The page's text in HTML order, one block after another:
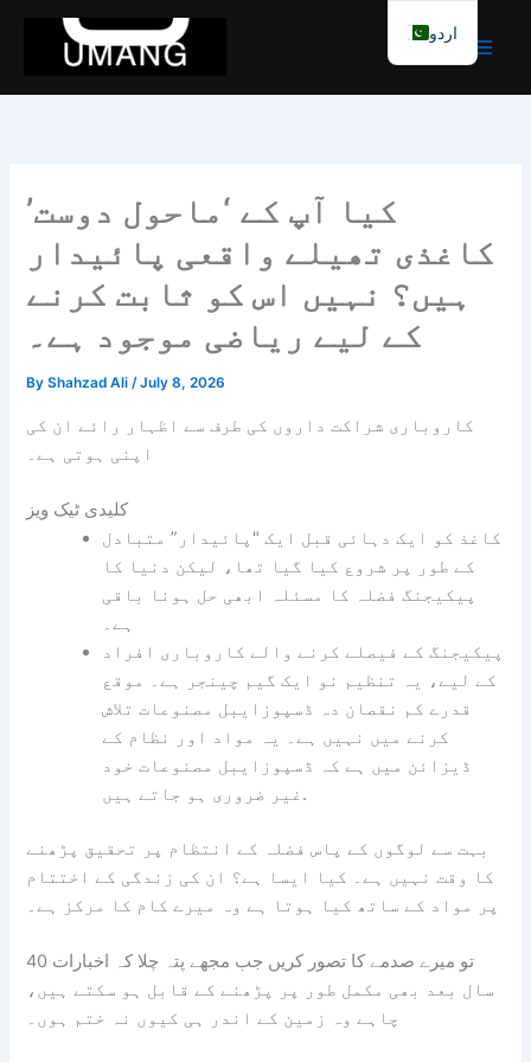
کیا آپ کے ‘ماحول دوست’
کاغذی تھیلے واقعی پائیدار
ہیں؟ نہیں اس کو ثابت کرنے
کے لیے ریاضی موجود ہے۔
ByShahzad Ali/July 8, 2026
کاروباری شراکت داروں کی طرف سے اظہار رائے ان کی
اپنی ہوتی ہے۔
کلیدی ٹیک ویز
کاغذ کو ایک دہائی قبل ایک "پائیدار” متبادل
کے طور پر شروع کیا گیا تھا، لیکن دنیا کا
پیکیجنگ فضلہ کا مسئلہ ابھی حل ہونا باقی
ہے۔
پیکیجنگ کے فیصلے کرنے والے کاروباری افراد
کے لیے، یہ تنظیم نو ایک گیم چینجر ہے۔ موقع
قدرے کم نقصان دہ ڈسپوزایبل مصنوعات تلاش
کرنے میں نہیں ہے۔ یہ مواد اور نظام کے
ڈیزائن میں ہے کہ ڈسپوزایبل مصنوعات خود
غیر ضروری ہو جاتے ہیں.
بہت سے لوگوں کے پاس فضلہ کے انتظام پر تحقیق پڑھنے
کا وقت نہیں ہے۔ کیا ایسا ہے؟ ان کی زندگی کے اختتام
پر مواد کے ساتھ کیا ہوتا ہے وہ میرے کام کا مرکز ہے۔
تو میرے صدمے کا تصور کریں جب مجھے پتہ چلا کہ اخبارات 40
سال بعد بھی مکمل طور پر پڑھنے کے قابل ہو سکتے ہیں،
چاہے وہ زمین کے اندر ہی کیوں نہ ختم ہوں۔
اردو